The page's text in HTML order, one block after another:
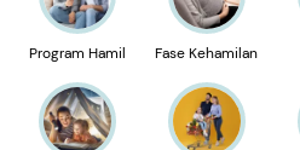
Program Hamil Fase Kehamilan